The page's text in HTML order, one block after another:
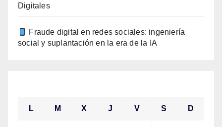
Digitales
Fraude digital en redes sociales: ingeniería
social y suplantación en la era de la IA
L M X J V S D